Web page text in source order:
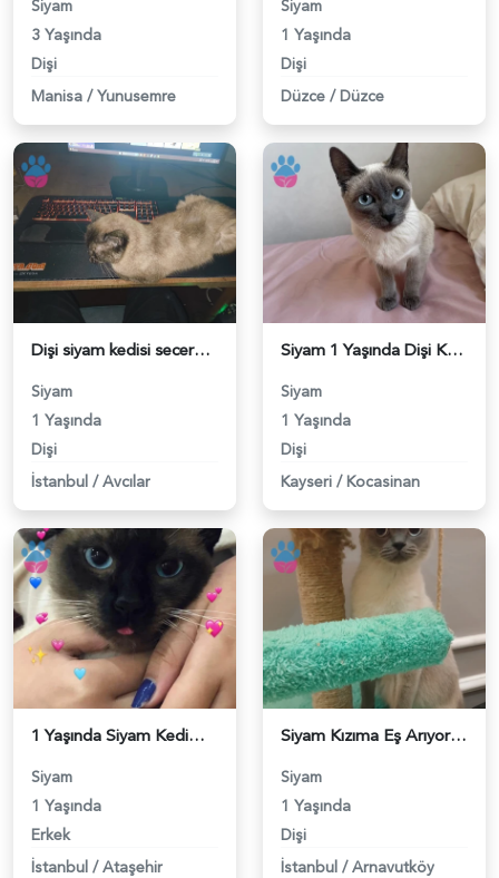
Siyam
3 Yaşında
Dişi
Manisa / Yunusemre
Siyam
1 Yaşında
Dişi
Düzce / Düzce
Dişi siyam kedisi secereli - 118983779
Siyam
1 Yaşında
Dişi
İstanbul / Avcılar
Siyam 1 Yaşında Dişi Kedim Eş Arıyor - 118983766
Siyam
1 Yaşında
Dişi
Kayseri / Kocasinan
1 Yaşında Siyam Kedim Eş Arıyor - 118983668
Siyam
1 Yaşında
Erkek
İstanbul / Ataşehir
Siyam Kızıma Eş Arıyorum - 118983496
Siyam
1 Yaşında
Dişi
İstanbul / Arnavutköy